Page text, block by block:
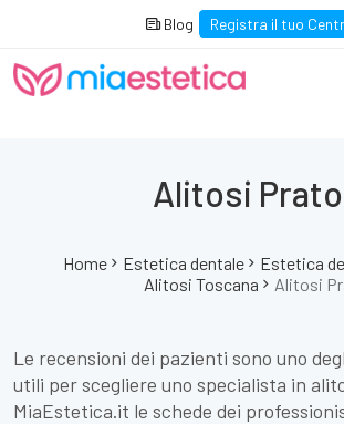
Blog Registra il tuo
Alitosi Prato
Home Estetica dentale
Estetica
Alitosi Toscana
Alitosi
Le recensioni dei pazienti sono uno
utili per scegliere uno specialista in
MiaEstetica.it le schede dei